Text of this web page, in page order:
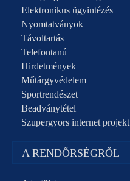
Elektronikus ügyintézés
Nyomtatványok
Távoltartás
Telefontanú
Hirdetmények
Műtárgyvédelem
Sportrendészet
Beadványtétel
Szupergyors internet projekt
A RENDŐRSÉGRŐL